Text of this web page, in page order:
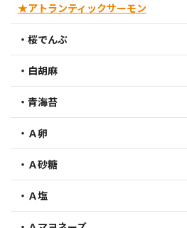
★アトランティックサーモン
・桜でんぶ
・白胡麻
・青海苔
・Ａ卵
・Ａ砂糖
・Ａ塩